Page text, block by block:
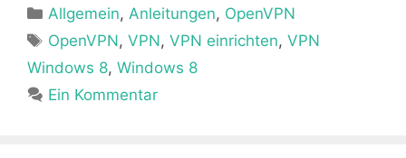
e
b
o
o
o
d
o
n
l
s
A
p
n
Kategorien
Allgemein,Anleitungen, OpenVPN
Schlagwörter
OpenVPN,VPN,VPN einrichten,VPN
Windows 8, Windows 8
Ein Kommentar